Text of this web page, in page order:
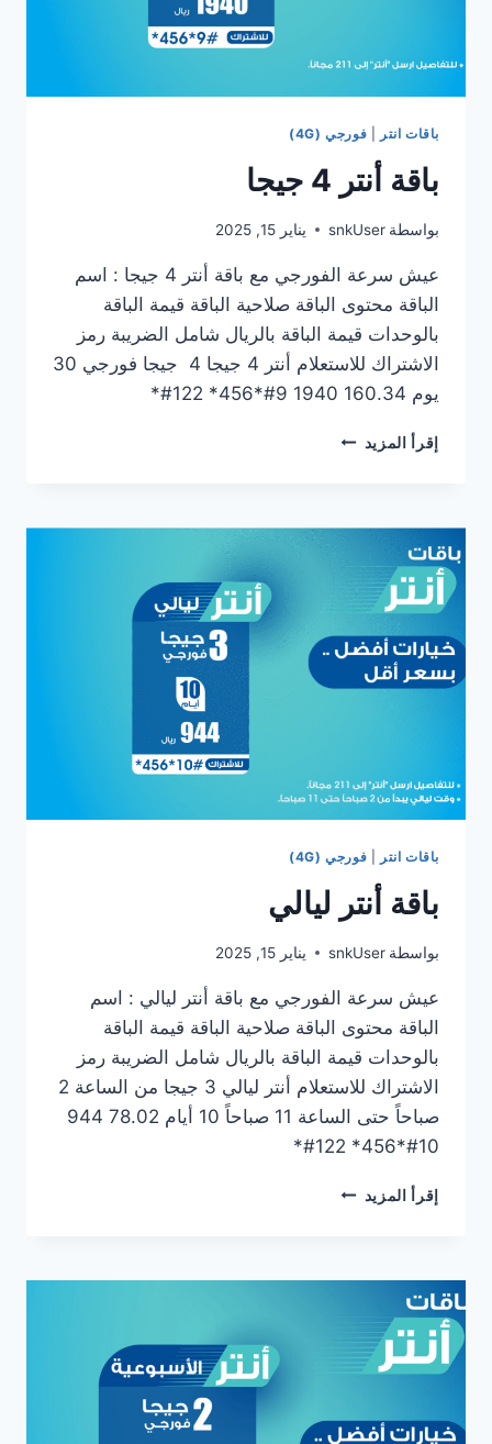
باقات انتر فورجي (4G)
باقة أنتر 4 جيجا
بواسطة snkUser يناير 15, 2025
عيش سرعة الفورجي مع باقة أنتر 4 جيجا : اسم
الباقة محتوى الباقة صلاحية الباقة قيمة الباقة
بالوحدات قيمة الباقة بالريال شامل الضريبة رمز
الاشتراك للاستعلام أنتر 4 جيجا 4 جيجا فورجي 30
يوم 160.34 1940 9#*456* 122#*
إقرأ المزيد
باقات انتر فورجي (4G)
باقة أنتر ليالي
بواسطة snkUser يناير 15, 2025
عيش سرعة الفورجي مع باقة أنتر ليالي : اسم
الباقة محتوى الباقة صلاحية الباقة قيمة الباقة
بالوحدات قيمة الباقة بالريال شامل الضريبة رمز
الاشتراك للاستعلام أنتر ليالي 3 جيجا من الساعة 2
صباحاً حتى الساعة 11 صباحاً 10 أيام 78.02 944
10#*456* 122#*
إقرأ المزيد